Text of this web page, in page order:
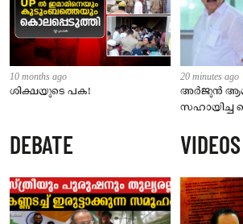
10 months ago
ശിക്ഷയുടെ പക!
20 minutes ago
അർജുൻ
സഹായിച്ച
ചെന്നിത്തല
DEBATE VIDEOS